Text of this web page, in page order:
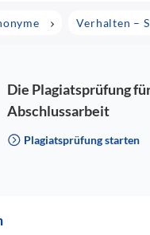
Verhalten –
Die Plagiatsprüfung
Abschlussarbeit
Plagiatsprüfung starten